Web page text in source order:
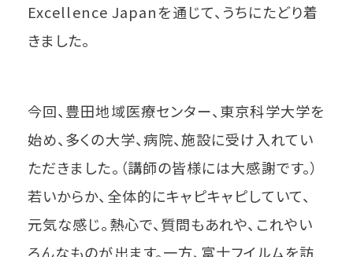
Excellence Japanを通じて、うちにたどり着
きました。
今回、豊田地域医療センター、東京科学大学を
始め、多くの大学、病院、施設に受け入れてい
ただきました。（講師の皆様には大感謝です。）
若いからか、全体的にキャピキャピしていて、
元気な感じ。熱心で、質問もあれや、これやい
ろんなものが出ます。一方、富士フイルムを訪